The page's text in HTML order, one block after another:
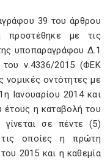
39 του άρθρου
με τις
υποπαραγράφου Δ.1
ν.4336/2015 (ΦΕΚ
νομικές οντότητες με
Ιανουαρίου 2014 και
έτους η καταβολή του
σε πέντε (5)
οποίες η πρώτη
2015 και η καθεμία